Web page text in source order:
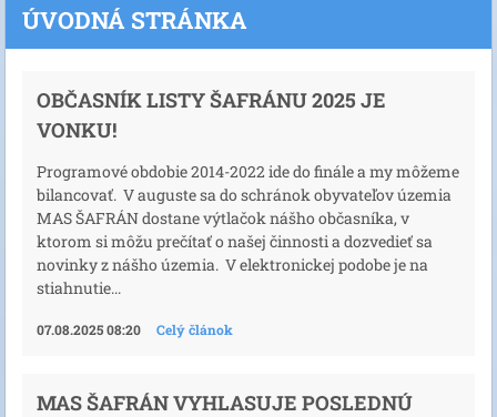
ÚVODNÁ STRÁNKA
OBČASNÍK LISTY ŠAFRÁNU 2025 JE
VONKU!
Programové obdobie 2014-2022 ide do finále a my môžeme
bilancovať. V auguste sa do schránok obyvateľov územia
MAS ŠAFRÁN dostane výtlačok nášho občasníka, v
ktorom si môžu prečítať o našej činnosti a dozvedieť sa
novinky z nášho územia. V elektronickej podobe je na
stiahnutie...
07.08.2025 08:20 Celý článok
MAS ŠAFRÁN VYHLASUJE POSLEDNÚ